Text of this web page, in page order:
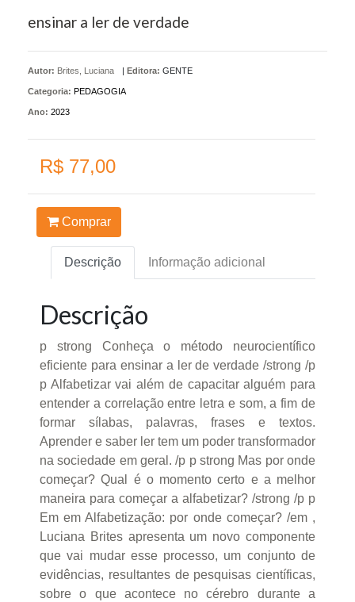
ensinar a ler de verdade
Autor: Brites, Luciana | Editora: GENTE
Categoria: PEDAGOGIA
Ano: 2023
R$ 77,00
Comprar
Descrição Informação adicional
Descrição
p strong Conheça o método neurocientífico
eficiente para ensinar a ler de verdade /strong /p
p Alfabetizar vai além de capacitar alguém para
entender a correlação entre letra e som, a fim de
formar sílabas, palavras, frases e textos.
Aprender e saber ler tem um poder transformador
na sociedade em geral. /p p strong Mas por onde
começar? Qual é o momento certo e a melhor
maneira para começar a alfabetizar? /strong /p p
Em em Alfabetização: por onde começar? /em ,
Luciana Brites apresenta um novo componente
que vai mudar esse processo, um conjunto de
evidências, resultantes de pesquisas científicas,
sobre o que acontece no cérebro durante a